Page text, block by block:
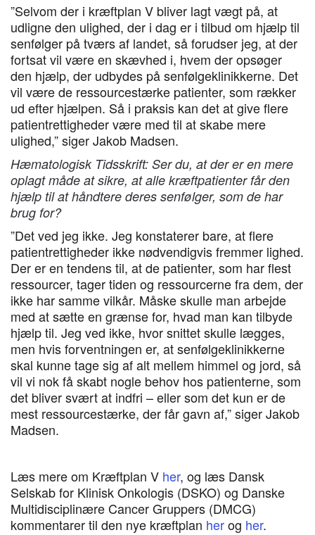
”Selvom der i kræftplan V bliver lagt vægt på, at
udligne den ulighed, der i dag er i tilbud om hjælp til
senfølger på tværs af landet, så forudser jeg, at der
fortsat vil være en skævhed i, hvem der opsøger
den hjælp, der udbydes på senfølgeklinikkerne. Det
vil være de ressourcestærke patienter, som rækker
ud efter hjælpen. Så i praksis kan det at give flere
patientrettigheder være med til at skabe mere
ulighed,” siger Jakob Madsen.
Hæmatologisk Tidsskrift: Ser du, at der er en mere
oplagt måde at sikre, at alle kræftpatienter får den
hjælp til at håndtere deres senfølger, som de har
brug for?
”Det ved jeg ikke. Jeg konstaterer bare, at flere
patientrettigheder ikke nødvendigvis fremmer lighed.
Der er en tendens til, at de patienter, som har flest
ressourcer, tager tiden og ressourcerne fra dem, der
ikke har samme vilkår. Måske skulle man arbejde
med at sætte en grænse for, hvad man kan tilbyde
hjælp til. Jeg ved ikke, hvor snittet skulle lægges,
men hvis forventningen er, at senfølgeklinikkerne
skal kunne tage sig af alt mellem himmel og jord, så
vil vi nok få skabt nogle behov hos patienterne, som
det bliver svært at indfri – eller som det kun er de
mest ressourcestærke, der får gavn af,” siger Jakob
Madsen.
Læs mere om Kræftplan V her, og læs Dansk
Selskab for Klinisk Onkologis (DSKO) og Danske
Multidisciplinære Cancer Gruppers (DMCG)
kommentarer til den nye kræftplan herog her.